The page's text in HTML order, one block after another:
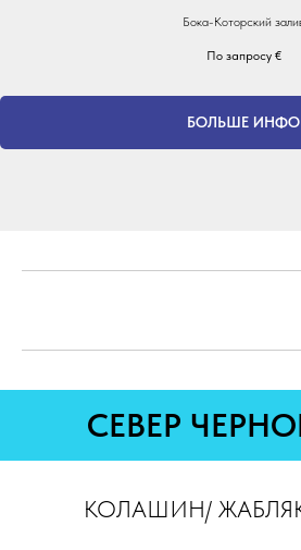
Бока-Которский
По запросу €
БОЛЬШЕ ИНФО
СЕВЕР
КОЛАШИН/